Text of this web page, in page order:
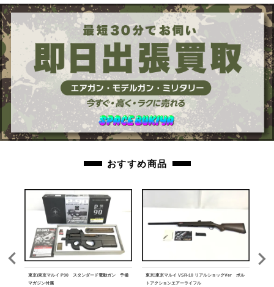
おすすめ商品
東京)東京マルイ P90 スタンダード電動ガン 予備
マガジン付属
東京)東京マルイ VSR-10 リアルショックVer ボル
トアクションエアーライフル